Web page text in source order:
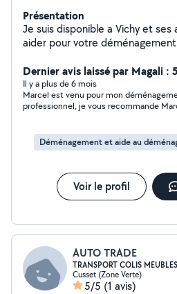
Présentation
Je suis disponible a Vichy et ses
aider pour votre
Dernier avis laissé par Magali :
Il y a plus de 6 mois
Marcel est venu pour mon
professionnel, je vous recommande
Déménagement et aide au
Voir le profil
AUTO TRADE
TRANSPORT COLIS MEUBLES
Cusset (Zone Verte)
5/5 (1 avis)